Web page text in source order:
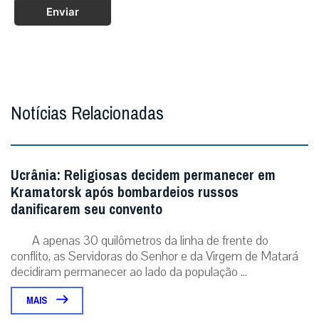
Enviar
Notícias Relacionadas
Ucrânia: Religiosas decidem permanecer em
Kramatorsk após bombardeios russos
danificarem seu convento
A apenas 30 quilômetros da linha de frente do
conflito, as Servidoras do Senhor e da Virgem de Matará
decidiram permanecer ao lado da população ...
MAIS